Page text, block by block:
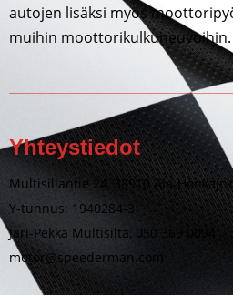
autojen lisäksi myös
muihin moottorikulkuneuvoihin.
Yhteystiedot
Multisillantie 24, 38910 Ala-
Y-tunnus: 1940284-3
Jari-Pekka Multisilta, 050 369 0094
motor@speederman.com